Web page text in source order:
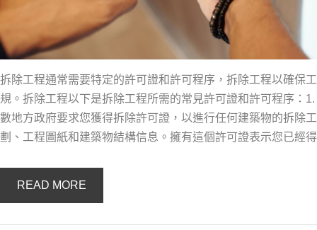
拆除工程通常需要特定的許可證和許可程序，拆除工程以確保
規。拆除工程以下是拆除工程所需的常見許可證和許可程序：
數地方政府要求您獲得拆除許可證，以進行任何建築物的拆除
劃、工程圖紙和建築物結構信息。擁有這個許可證表示您已經
READ MORE